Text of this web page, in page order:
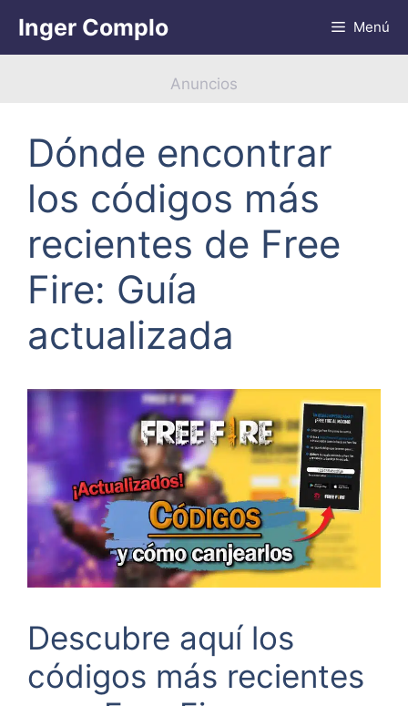
contenido
Inger Complo Menú
Anuncios
Dónde encontrar
los códigos más
recientes de Free
Fire: Guía
actualizada
Descubre aquí los
códigos más recientes